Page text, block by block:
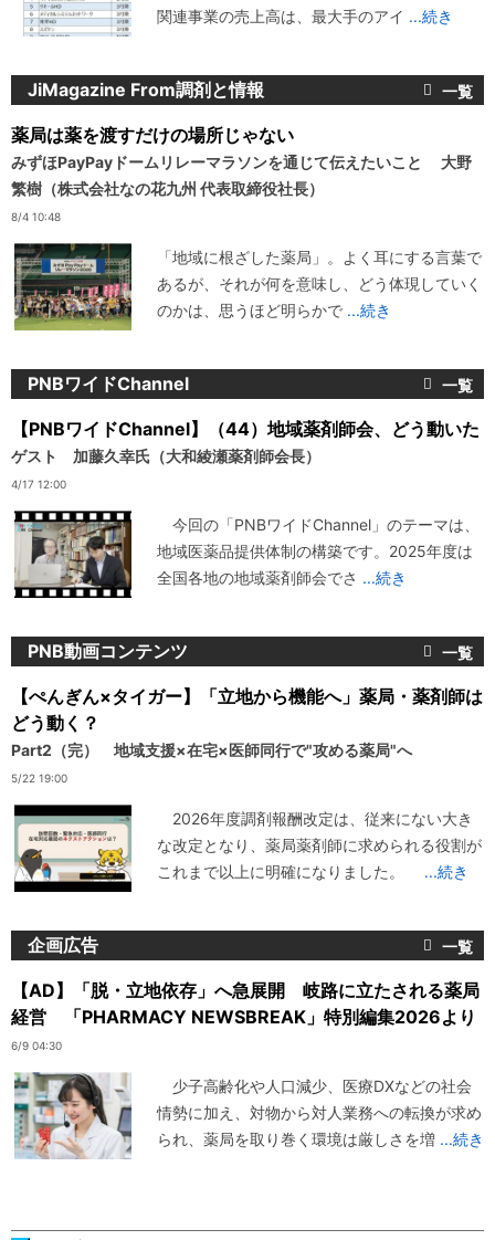
関連事業の売上高は、最大手のアイ ...続き
JiMagazine From調剤と情報
薬局は薬を渡すだけの場所じゃない
みずほPayPayドームリレーマラソンを通じて伝えたいこと 大野
繁樹（株式会社なの花九州 代表取締役社長）
8/4 10:48
「地域に根ざした薬局」。よく耳にする言葉で
あるが、それが何を意味し、どう体現していく
のかは、思うほど明らかで ...続き
PNBワイドChannel
【PNBワイドChannel】（44）地域薬剤師会、どう動いた
ゲスト 加藤久幸氏（大和綾瀬薬剤師会長）
4/17 12:00
今回の「PNBワイドChannel」のテーマは、
地域医薬品提供体制の構築です。2025年度は
全国各地の地域薬剤師会でさ ...続き
PNB動画コンテンツ
【ぺんぎん×タイガー】「立地から機能へ」薬局・薬剤師は
どう動く？
Part2（完） 地域支援×在宅×医師同行で"攻める薬局"へ
5/22 19:00
2026年度調剤報酬改定は、従来にない大き
な改定となり、薬局薬剤師に求められる役割が
これまで以上に明確になりました。
...続き
企画広告
【AD】「脱・立地依存」へ急展開 岐路に立たされる薬局
経営 「PHARMACY NEWSBREAK」特別編集2026より
6/9 04:30
少子高齢化や人口減少、医療DXなどの社会
情勢に加え、対物から対人業務への転換が求め
られ、薬局を取り巻く環境は厳しさを増 ...続き